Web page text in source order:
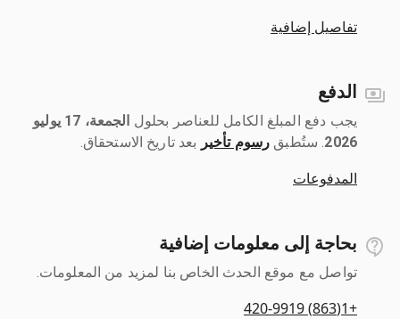
تفاصيل إضافية
الدفع
يجب دفع المبلغ الكامل للعناصر بحلول ‎
الجمعة، 17 يوليو
2026
رسوم تأخير بعد تاريخ الاستحقاق.
المدفوعات
بحاجة إلى معلومات إضافية
تواصل مع موقع الحدث الخاص بنا لمزيد من المعلومات.
+1(863) 420-9919